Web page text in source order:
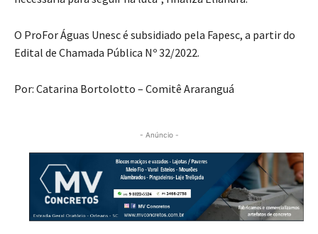
O ProFor Águas Unesc é subsidiado pela Fapesc, a partir do
Edital de Chamada Pública Nº 32/2022.
Por: Catarina Bortolotto – Comitê Araranguá
- Anúncio -